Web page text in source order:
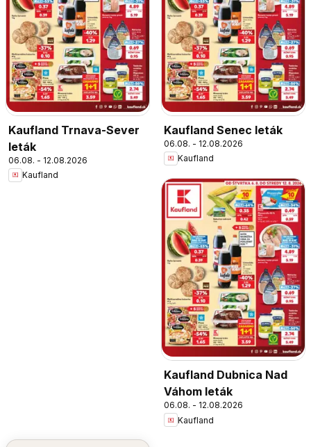
Kaufland Trnava-Sever
leták
06.08. - 12.08.2026
Kaufland
Kaufland Senec leták
06.08. - 12.08.2026
Kaufland
Kaufland Dubnica Nad
Váhom leták
06.08. - 12.08.2026
Kaufland